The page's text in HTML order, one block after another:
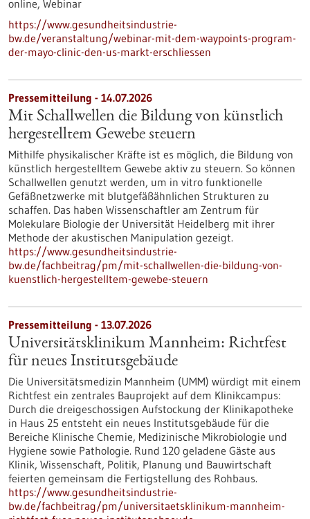
online, Webinar
https://www.gesundheitsindustrie-
bw.de/veranstaltung/webinar-mit-dem-waypoints-program-
der-mayo-clinic-den-us-markt-erschliessen
Pressemitteilung - 14.07.2026
Mit Schallwellen die Bildung von künstlich
hergestelltem Gewebe steuern
Mithilfe physikalischer Kräfte ist es möglich, die Bildung von
künstlich hergestelltem Gewebe aktiv zu steuern. So können
Schallwellen genutzt werden, um in vitro funktionelle
Gefäßnetzwerke mit blutgefäßähnlichen Strukturen zu
schaffen. Das haben Wissenschaftler am Zentrum für
Molekulare Biologie der Universität Heidelberg mit ihrer
Methode der akustischen Manipulation gezeigt.
https://www.gesundheitsindustrie-
bw.de/fachbeitrag/pm/mit-schallwellen-die-bildung-von-
kuenstlich-hergestelltem-gewebe-steuern
Pressemitteilung - 13.07.2026
Universitätsklinikum Mannheim: Richtfest
für neues Institutsgebäude
Die Universitätsmedizin Mannheim (UMM) würdigt mit einem
Richtfest ein zentrales Bauprojekt auf dem Klinikcampus:
Durch die dreigeschossigen Aufstockung der Klinikapotheke
in Haus 25 entsteht ein neues Institutsgebäude für die
Bereiche Klinische Chemie, Medizinische Mikrobiologie und
Hygiene sowie Pathologie. Rund 120 geladene Gäste aus
Klinik, Wissenschaft, Politik, Planung und Bauwirtschaft
feierten gemeinsam die Fertigstellung des Rohbaus.
https://www.gesundheitsindustrie-
bw.de/fachbeitrag/pm/universitaetsklinikum-mannheim-